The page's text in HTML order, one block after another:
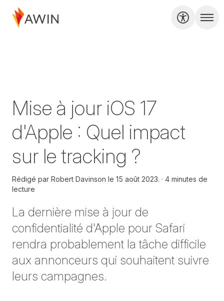
Mise à jour iOS 17
d'Apple : Quel impact
sur le tracking ?
Rédigé par Robert Davinson le 15 août 2023.
4 minutes de
lecture
La dernière mise à jour de
confidentialité d'Apple pour Safari
rendra probablement la tâche difficile
aux annonceurs qui souhaitent suivre
leurs campagnes.